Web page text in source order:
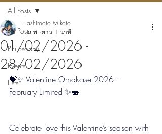
All Posts
Philosophy
Events
Lists
All Posts
01/02/2026 -
28/02/2026
Hashimoto Mikoto
3 ก.พ. ยาว 1 นาที
💝✨ Valentine Omakase 2026 –
February Limited ✨🍣
Celebrate love this Valentine’s season with